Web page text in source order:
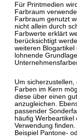
Für Printmedien
Farbraum
Farbraum genutzt
nicht allein durch
Farbwerte erklärt
berücksichtigt
weiteren
lohnende
Um
Farben im Kern
diese über einen
anzugleichen.
passender
häufig Werbeartikel
Verwendung
Beispiel Pantone-